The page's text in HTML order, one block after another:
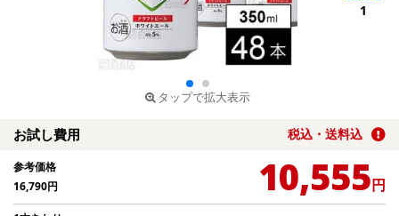
タップで拡大表示
1
お試し費用 税込・送料込
参考価格
16,790円 10,555円